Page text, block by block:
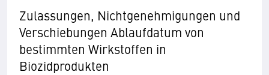
Zulassungen, Nichtgenehmigungen und
Verschiebungen Ablaufdatum von
bestimmten Wirkstoffen in
Biozidprodukten